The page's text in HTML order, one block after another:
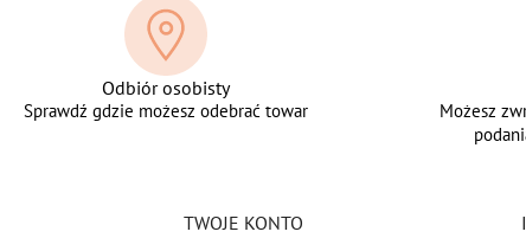
Odbiór osobisty
Sprawdź gdzie możesz odebrać towar
Możesz
TWOJE KONTO